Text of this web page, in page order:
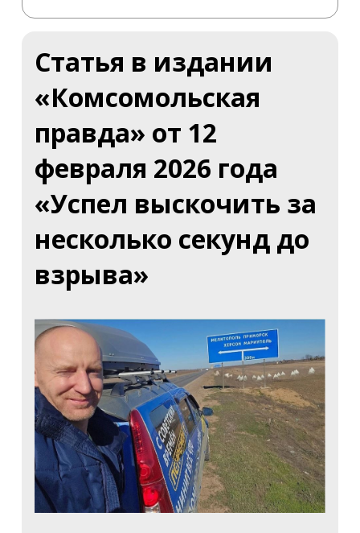
Статья в издании
«Комсомольская
правда» от 12
февраля 2026 года
«Успел выскочить за
несколько секунд до
взрыва»